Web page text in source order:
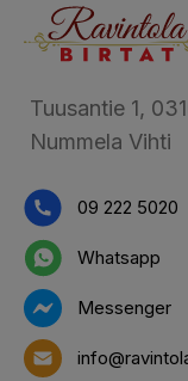
Tuusantie 1,
Nummela Vihti
09 222 5020
Whatsapp
Messenger